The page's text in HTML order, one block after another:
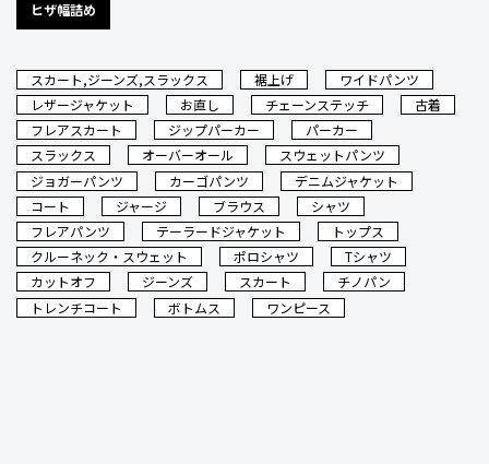
ヒザ幅詰め
スカート,ジーンズ,スラックス 裾上げ
ワイドパンツ
レザージャケット
お直し チェーンステッチ
古着
フレアスカート
ジップパーカー
パーカー
スラックス
オーバーオール
スウェットパンツ
ジョガーパンツ
カーゴパンツ
デニムジャケット
コート
ジャージ ブラウス
シャツ
フレアパンツ
テーラードジャケット
トップス
クルーネック・スウェット
ポロシャツ
Tシャツ
カットオフ
ジーンズ スカート
チノパン
トレンチコート
ボトムス ワンピース